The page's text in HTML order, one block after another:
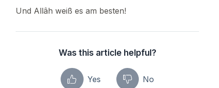
Und Allâh weiß es am besten!
Was this article helpful?
Yes No